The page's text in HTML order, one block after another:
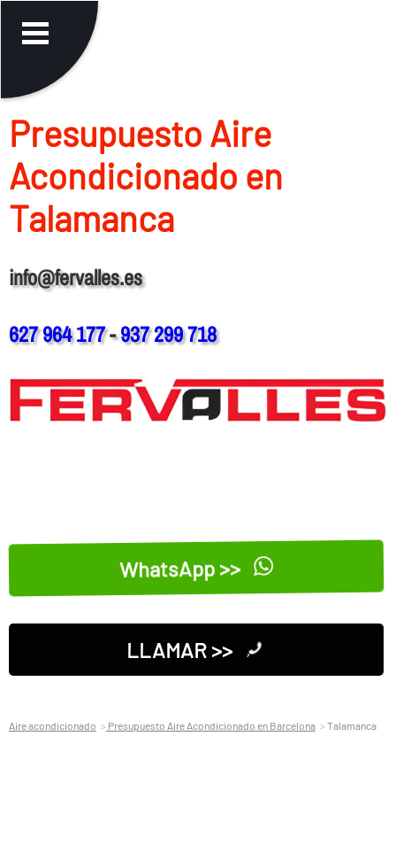
Presupuesto Aire
Acondicionado en
Talamanca
info@fervalles.es
627 964 177-937 299 718
WhatsApp >>
LLAMAR >>
Aire acondicionado Presupuesto Aire Acondicionado en Barcelona Talamanca